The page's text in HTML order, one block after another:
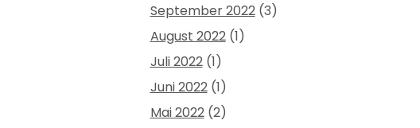
September 2022(3)
August 2022(1)
Juli 2022(1)
Juni 2022(1)
Mai 2022(2)